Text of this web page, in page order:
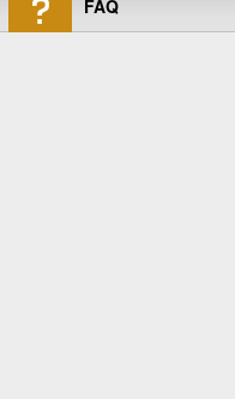
FAQ